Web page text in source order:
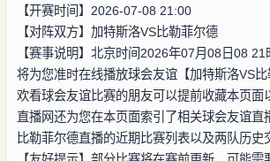
【开赛时间】2026-07-08 21:00
【对阵双方】 加特斯洛VS比勒菲尔德
【赛事说明】北京时间2026年07月08日08
将为您准时在线播放球会友谊【加特斯洛VS
欢看球会友谊比赛的朋友可以提前收藏本页面
直播网还为您在本页面索引了相关球会友谊直
比勒菲尔德直播的近期比赛列表以及两队历史